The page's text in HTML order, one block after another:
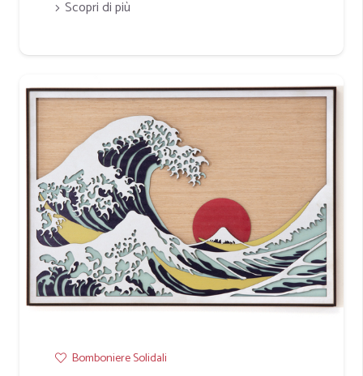
Scopri di più
Bomboniere Solidali